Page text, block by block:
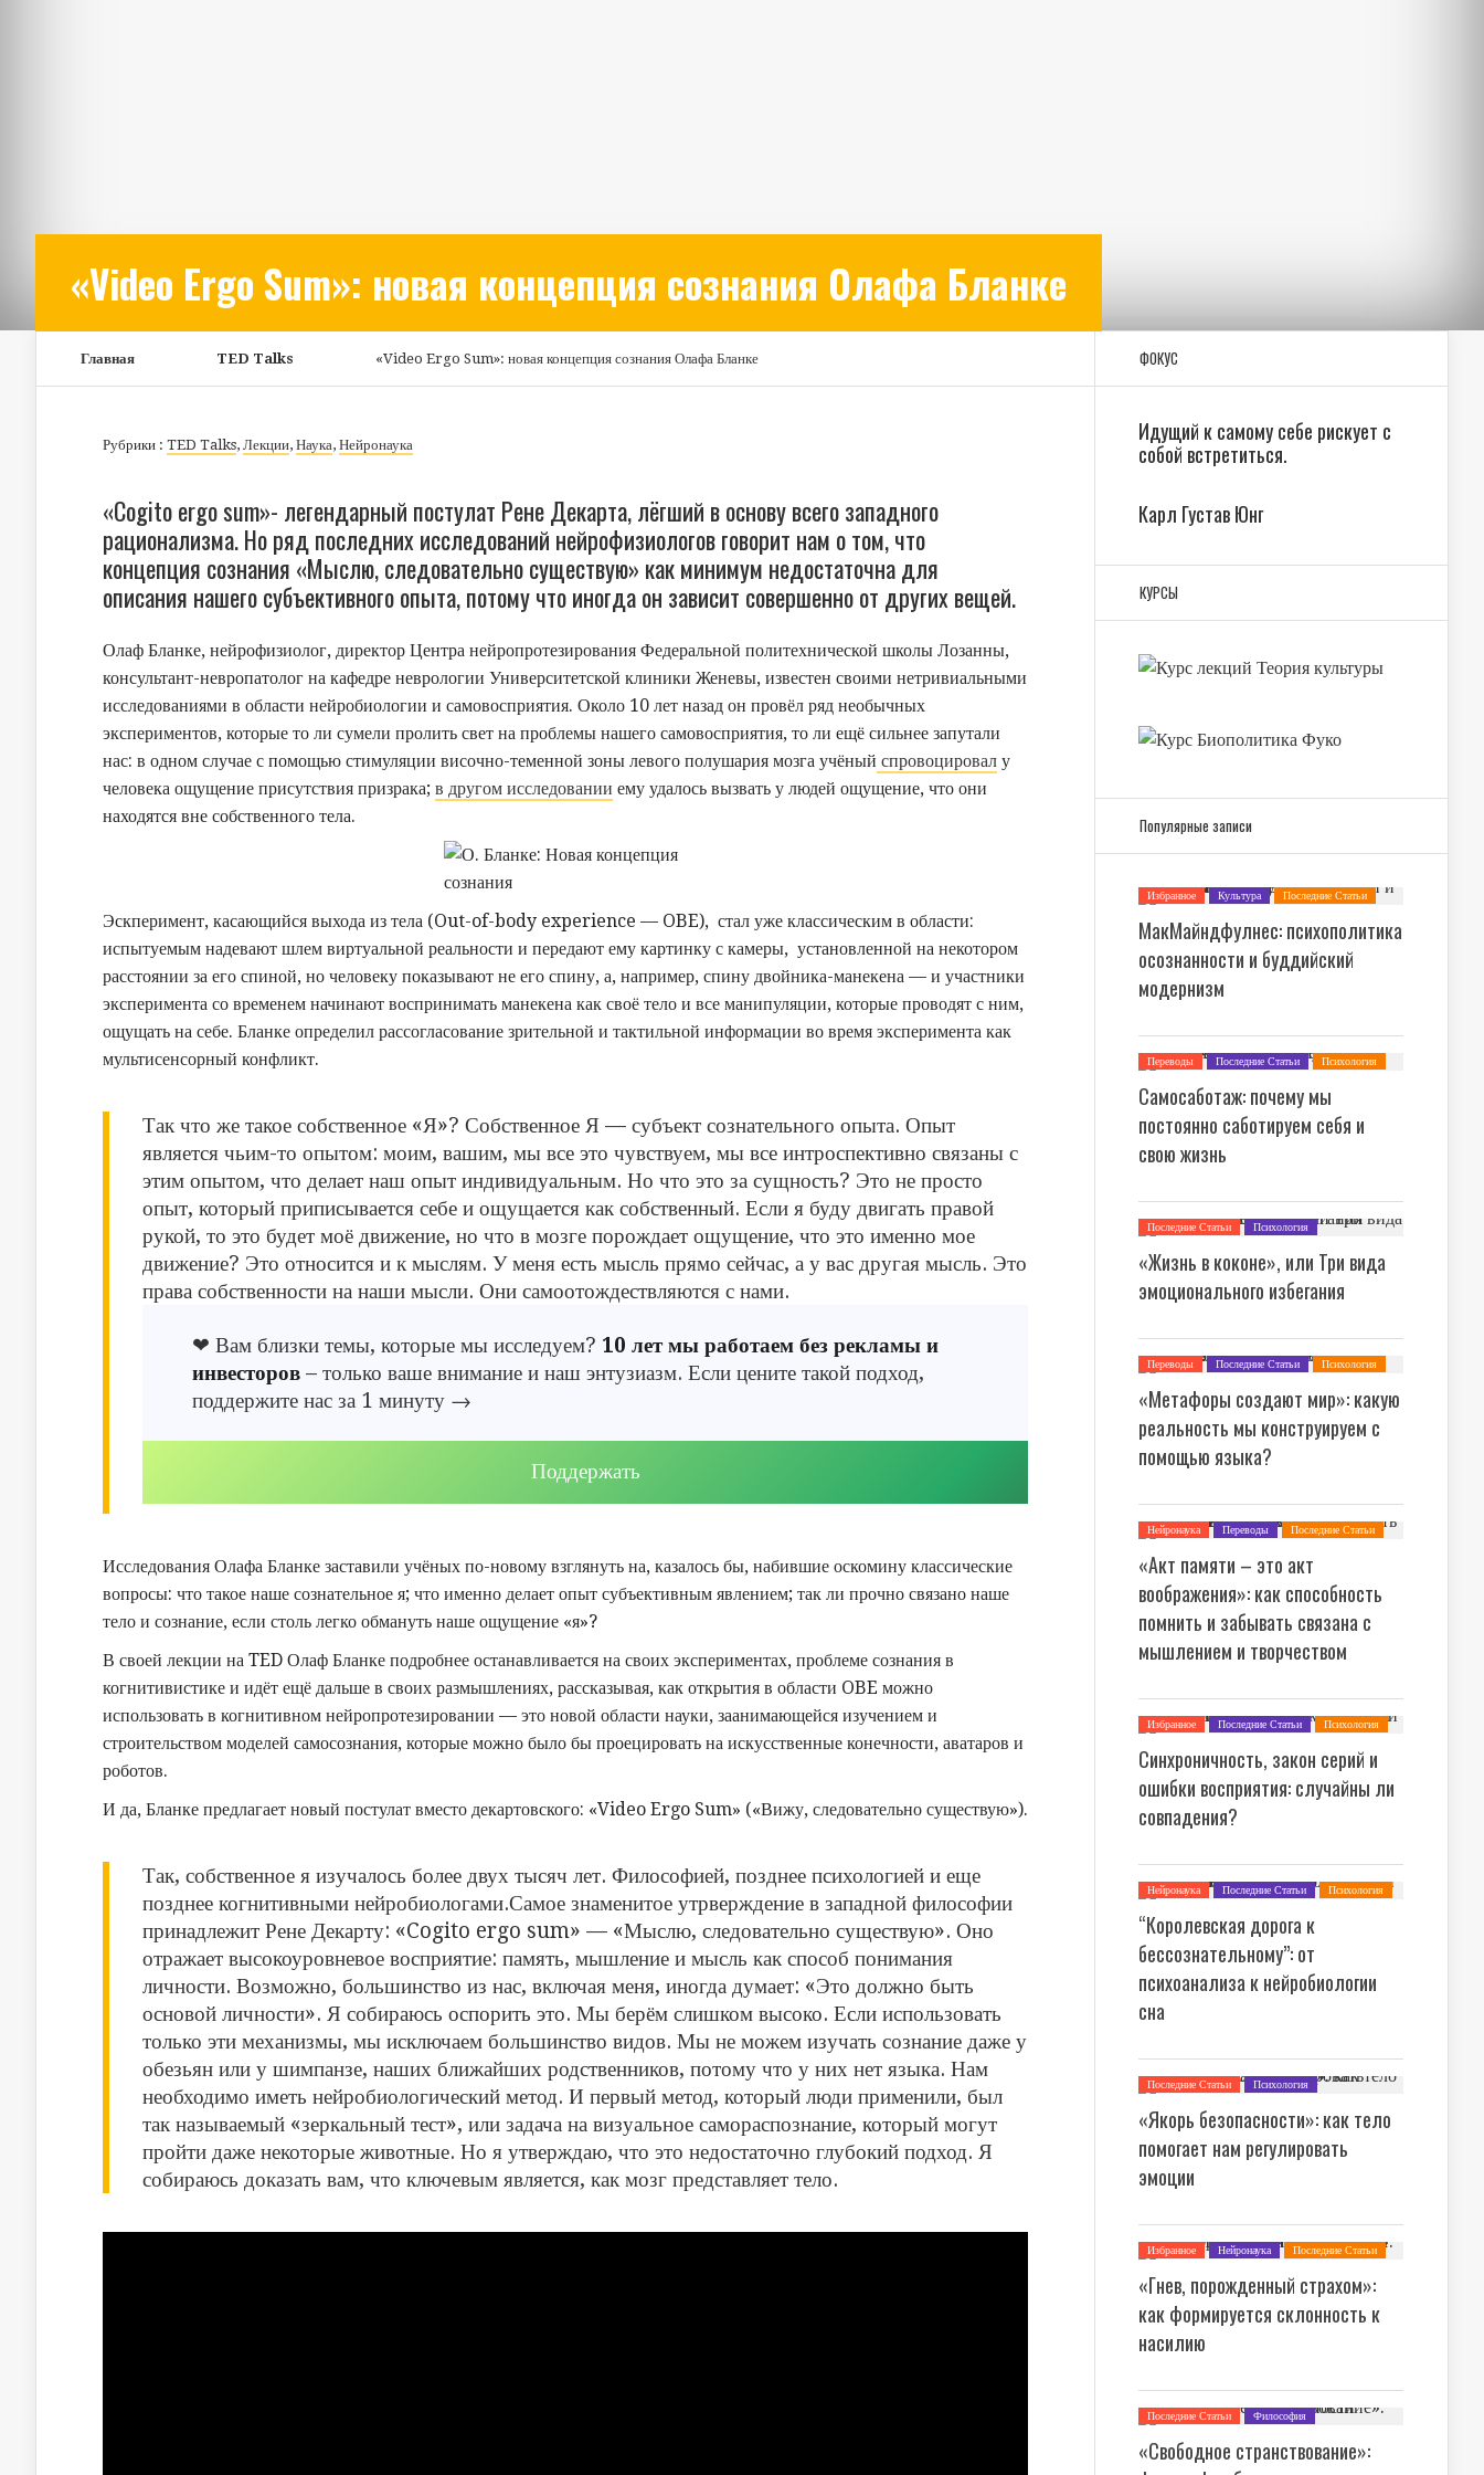
«Video Ergo Sum»: новая концепция сознания Олафа Бланке
Главная TED Talks «Video Ergo Sum»: новая концепция сознания Олафа Бланке
Рубрики : TED Talks, Лекции, Наука, Нейронаука
«Cogito ergo sum»- легендарный постулат Рене Декарта, лёгший в основу всего западного
рационализма. Но ряд последних исследований нейрофизиологов говорит нам о том, что
концепция сознания «Мыслю, следовательно существую» как минимум недостаточна для
описания нашего субъективного опыта, потому что иногда он зависит совершенно от других вещей.
Олаф Бланке, нейрофизиолог, директор Центра нейропротезирования Федеральной политехнической школы Лозанны,
консультант-невропатолог на кафедре неврологии Университетской клиники Женевы, известен своими нетривиальными
исследованиями в области нейробиологии и самовосприятия. Около 10 лет назад он провёл ряд необычных
экспериментов, которые то ли сумели пролить свет на проблемы нашего самовосприятия, то ли ещё сильнее запутали
нас: в одном случае с помощью стимуляции височно-теменной зоны левого полушария мозга учёный спровоцировал у
человека ощущение присутствия призрака; в другом исследовании ему удалось вызвать у людей ощущение, что они
находятся вне собственного тела.
Эскперимент, касающийся выхода из тела (Out-of-body experience — OBE), стал уже классическим в области:
испытуемым надевают шлем виртуальной реальности и передают ему картинку с камеры, установленной на некотором
расстоянии за его спиной, но человеку показывают не его спину, а, например, спину двойника-манекена — и участники
эксперимента со временем начинают воспринимать манекена как своё тело и все манипуляции, которые проводят с ним,
ощущать на себе. Бланке определил рассогласование зрительной и тактильной информации во время эксперимента как
мультисенсорный конфликт.
Так что же такое собственное «Я»? Собственное Я — субъект сознательного опыта. Опыт
является чьим-то опытом: моим, вашим, мы все это чувствуем, мы все интроспективно связаны с
этим опытом, что делает наш опыт индивидуальным. Но что это за сущность? Это не просто
опыт, который приписывается себе и ощущается как собственный. Если я буду двигать правой
рукой, то это будет моё движение, но что в мозге порождает ощущение, что это именно мое
движение? Это относится и к мыслям. У меня есть мысль прямо сейчас, а у вас другая мысль. Это
права собственности на наши мысли. Они самоотождествляются с нами.
❤ Вам близки темы, которые мы исследуем? 10 лет мы работаем без рекламы и
инвесторов – только ваше внимание и наш энтузиазм. Если цените такой подход,
поддержите нас за 1 минуту →
Поддержать
Исследования Олафа Бланке заставили учёных по-новому взглянуть на, казалось бы, набившие оскомину классические
вопросы: что такое наше сознательное я; что именно делает опыт субъективным явлением; так ли прочно связано наше
тело и сознание, если столь легко обмануть наше ощущение «я»?
В своей лекции на TED Олаф Бланке подробнее останавливается на своих экспериментах, проблеме сознания в
когнитивистике и идёт ещё дальше в своих размышлениях, рассказывая, как открытия в области OBE можно
использовать в когнитивном нейропротезировании — это новой области науки, заанимающейся изучением и
строительством моделей самосознания, которые можно было бы проецировать на искусственные конечности, аватаров и
роботов.
И да, Бланке предлагает новый постулат вместо декартовского: «Video Ergo Sum» («Вижу, следовательно существую»).
Так, собственное я изучалось более двух тысяч лет. Философией, позднее психологией и еще
позднее когнитивными нейробиологами.Самое знаменитое утрверждение в западной философии
принадлежит Рене Декарту: «Cogito ergo sum» — «Мыслю, следовательно существую». Оно
отражает высокоуровневое восприятие: память, мышление и мысль как способ понимания
личности. Возможно, большинство из нас, включая меня, иногда думает: «Это должно быть
основой личности». Я собираюсь оспорить это. Мы берём слишком высоко. Если использовать
только эти механизмы, мы исключаем большинство видов. Мы не можем изучать сознание даже у
обезьян или у шимпанзе, наших ближайших родственников, потому что у них нет языка. Нам
необходимо иметь нейробиологический метод. И первый метод, который люди применили, был
так называемый «зеркальный тест», или задача на визуальное самораспознание, который могут
пройти даже некоторые животные. Но я утверждаю, что это недостаточно глубокий подход. Я
собираюсь доказать вам, что ключевым является, как мозг представляет тело.
ФОКУС
Идущий к самому себе рискует с
собой встретиться.
Карл Густав Юнг
КУРСЫ
Популярные записи
Избранное Культура
Последние Статьи
МакМайндфулнес: психополитика
осознанности и буддийский
модернизм
Переводы Последние Статьи Психология
Самосаботаж: почему мы
постоянно саботируем себя и
свою жизнь
Последние Статьи Психология
«Жизнь в коконе», или Три вида
эмоционального избегания
Переводы Последние Статьи
Психология
«Метафоры создают мир»: какую
реальность мы конструируем с
помощью языка?
Нейронаука Переводы
Последние Статьи
«Акт памяти – это акт
воображения»: как способность
помнить и забывать связана с
мышлением и творчеством
Избранное Последние Статьи Психология
Синхроничность, закон серий и
ошибки восприятия: случайны ли
совпадения?
Нейронаука Последние Статьи Психология
“Королевская дорога к
бессознательному”: от
психоанализа к нейробиологии
сна
Последние Статьи Психология
«Якорь безопасности»: как тело
помогает нам регулировать
эмоции
Избранное Нейронаука
Последние Статьи
«Гнев, порожденный страхом»:
как формируется склонность к
насилию
Последние Статьи Философия
«Свободное странствование»: